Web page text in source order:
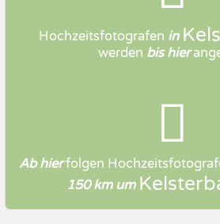
Hochzeitsfotografen in
werden bis hier
Ab hierfolgen
150 km um